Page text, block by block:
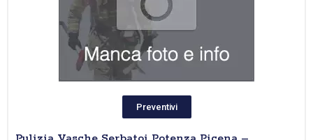
Preventivi